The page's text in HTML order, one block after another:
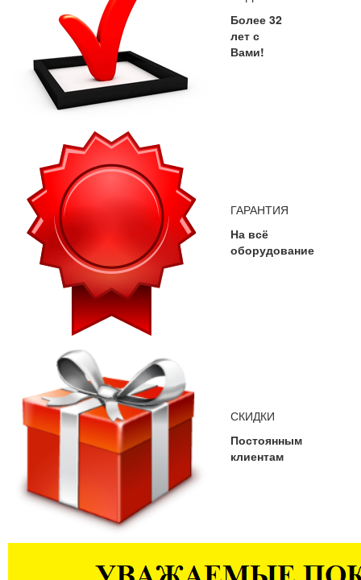
Более 32
лет с
Вами!
ГАРАНТИЯ
На всё
оборудование
СКИДКИ
Постоянным
клиентам